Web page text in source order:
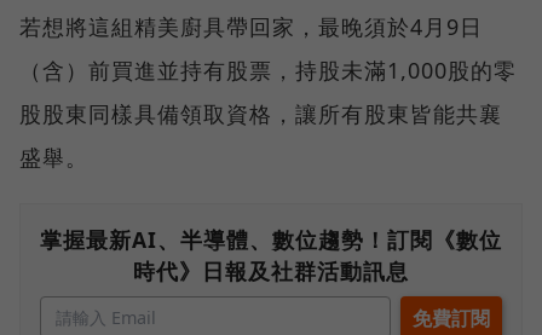
若想將這組精美廚具帶回家，最晚須於4月9日
（含）前買進並持有股票，持股未滿1,000股的零
股股東同樣具備領取資格，讓所有股東皆能共襄
盛舉。
掌握最新AI、半導體、數位趨勢！訂閱《數位
時代》日報及社群活動訊息